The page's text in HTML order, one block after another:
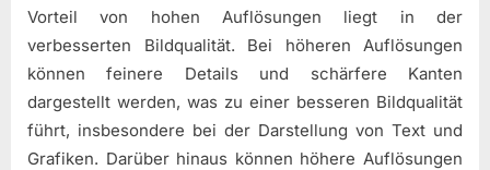
Vorteil von hohen Auflösungen liegt in der
verbesserten Bildqualität. Bei höheren Auflösungen
können feinere Details und schärfere Kanten
dargestellt werden, was zu einer besseren Bildqualität
führt, insbesondere bei der Darstellung von Text und
Grafiken. Darüber hinaus können höhere Auflösungen